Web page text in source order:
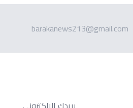
barakanews213@gmail.com